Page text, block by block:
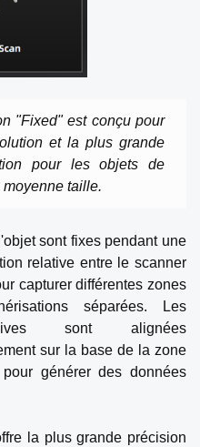
"Fixed" est conçu pour
et la plus grande
pour les objets de
taille.
sont fixes pendant une
relative entre le scanner
capturer différentes zones
séparées. Les
sont alignées
sur la base de la zone
générer des données
la plus grande précision